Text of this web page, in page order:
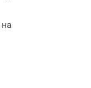
на